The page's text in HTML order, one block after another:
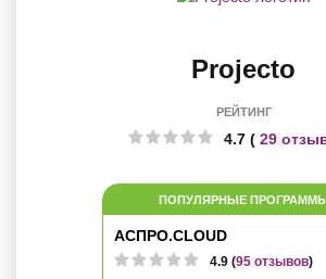
Projecto
РЕЙТИНГ
4.7 ( 29
ПОПУЛЯРНЫЕ
АСПРО.CLOUD
4.9 (95 отзывов)